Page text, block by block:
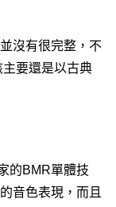
沒有很完整，不
要還是以古典
的BMR單體技
音色表現，而且